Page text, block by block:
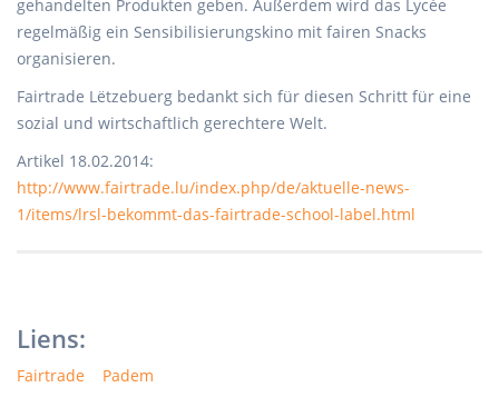
gehandelten Produkten geben. Außerdem wird das Lycée
regelmäßig ein Sensibilisierungskino mit fairen Snacks
organisieren.
Fairtrade Lëtzebuerg bedankt sich für diesen Schritt für eine
sozial und wirtschaftlich gerechtere Welt.
Artikel 18.02.2014:
http://www.fairtrade.lu/index.php/de/aktuelle-news-
1/items/lrsl-bekommt-das-fairtrade-school-label.html
Liens:
Fairtrade Padem